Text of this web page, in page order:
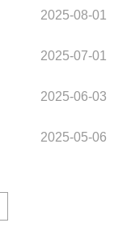
2025-08-01
2025-07-01
2025-06-03
2025-05-06